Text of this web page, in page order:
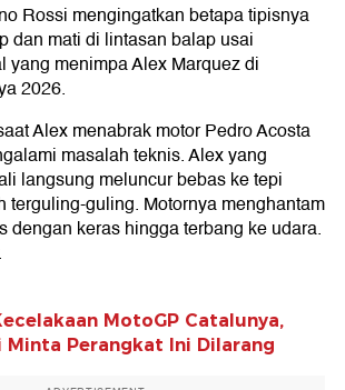
Rossi mengingatkan betapa tipisnya
dan mati di lintasan balap usai
yang menimpa Alex Marquez di
2026.
Alex menabrak motor Pedro Acosta
masalah teknis. Alex yang
langsung meluncur bebas ke tepi
terguling-guling. Motornya menghantam
dengan keras hingga terbang ke udara.
MotoGP Catalunya,
Minta Perangkat Ini Dilarang